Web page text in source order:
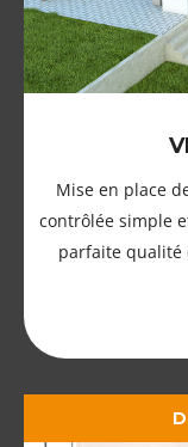
Mise en place
contrôlée simple
parfaite qualité